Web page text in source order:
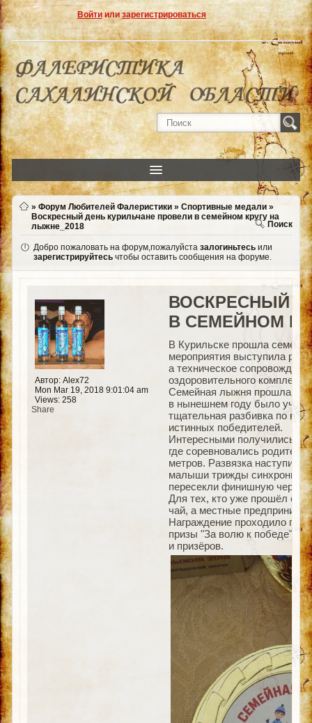
Войтиили зарегистрироваться
» Форум Любителей Фалеристики» Спортивные медали»
Воскресный день курильчане провели в семейном кругу на
лыжне_2018
Поиск
Добро пожаловать на форум,пожалуйста залогиньтесьили
зарегистрируйтесьчтобы оставить сообщения на форуме.
Автор: Alex72
Mon Mar 19, 2018 9:01:04 am
Views: 258
Share
ВОСКРЕСНЫЙ
В СЕМЕЙНОМ
В Курильске прошла
мероприятия выступила
а техническое
оздоровительного комплекса.
Семейная лыжня прошла в
в нынешнем году было
тщательная разбивка по
истинных победителей.
Интересными получились
где соревновались
метров. Развязка
малыши трижды синхронно
пересекли финишную черту.
Для тех, кто уже прошёл
чай, а местные
Награждение проходило
призы "За волю к победе".
и призёров.